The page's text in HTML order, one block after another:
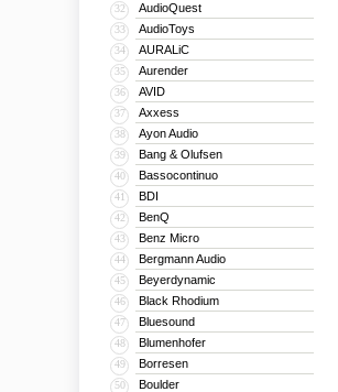
32 AudioQuest
33 AudioToys
34 AURALiC
35 Aurender
36 AVID
37 Axxess
38 Ayon Audio
39 Bang & Olufsen
40 Bassocontinuo
41 BDI
42 BenQ
43 Benz Micro
44 Bergmann Audio
45 Beyerdynamic
46 Black Rhodium
47 Bluesound
48 Blumenhofer
49 Borresen
50 Boulder